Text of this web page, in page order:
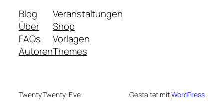
Blog
Über
FAQs
Autoren
Veranstaltungen
Shop
Vorlagen
Themes
Twenty Twenty-Five Gestaltet mitWordPress